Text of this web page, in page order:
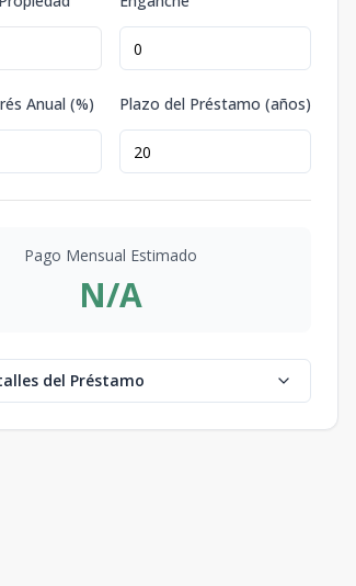
Anual (%) Plazo del Préstamo (años)
Pago Mensual Estimado
N/A
del Préstamo